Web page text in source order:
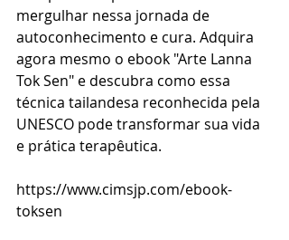
mergulhar nessa jornada de
autoconhecimento e cura. Adquira
agora mesmo o ebook "Arte Lanna
Tok Sen" e descubra como essa
técnica tailandesa reconhecida pela
UNESCO pode transformar sua vida
e prática terapêutica.
https://www.cimsjp.com/ebook-
toksen